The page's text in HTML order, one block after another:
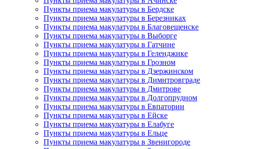
Пункты приема макулатуры в Бердске
Пункты приема макулатуры в Березниках
Пункты приема макулатуры в Благовещенске
Пункты приема макулатуры в Выборге
Пункты приема макулатуры в Гатчине
Пункты приема макулатуры в Геленджике
Пункты приема макулатуры в Грозном
Пункты приема макулатуры в Дзержинском
Пункты приема макулатуры в Димитровграде
Пункты приема макулатуры в Дмитрове
Пункты приема макулатуры в Долгопрудном
Пункты приема макулатуры в Евпатории
Пункты приема макулатуры в Ейске
Пункты приема макулатуры в Елабуге
Пункты приема макулатуры в Ельце
Пункты приема макулатуры в Звенигороде